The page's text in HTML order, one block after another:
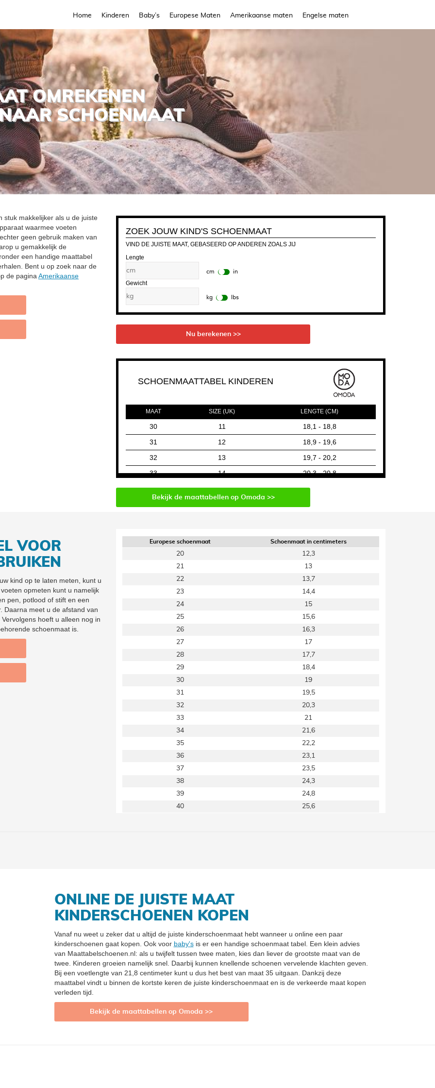
Home Kinderen Baby’s Europese Maten Amerikaanse maten Engelse maten
OMREKENEN
SCHOENMAAT
stuk makkelijker als u de juiste
waarmee voeten
geen gebruik maken van
u gemakkelijk de
een handige maattabel
Bent u op zoek naar de
de pagina Amerikaanse
ZOEK JOUW KIND'S SCHOENMAAT
VIND DE JUISTE MAAT, GEBASEERD OP ANDEREN ZOALS JIJ
Lengte
cm in
Gewicht
kg lbs
Nu berekenen >>
SCHOENMAATTABEL KINDEREN
MAAT SIZE (UK) LENGTE (CM)
30 11 18,1 - 18,8
31 12 18,9 - 19,6
32 13 19,7 - 20,2
33 14 20,3 - 20,8
34 1.5
Bekijk de maattabellen op Omoda >>
VOOR
kind op te laten meten, kunt u
opmeten kunt u namelijk
pen, potlood of stift en een
Daarna meet u de afstand van
hoeft u alleen nog in
schoenmaat is.
Europese schoenmaat Schoenmaat in centimeters
20
12,3
21
13
22
13,7
23
14,4
24
15
25
15,6
26
16,3
27
17
28
17,7
29
18,4
30
19
31
19,5
32
20,3
33
21
34
21,6
35
22,2
36
23,1
37
23,5
38
24,3
39
24,8
40
25,6
ONLINE DE JUISTE MAAT
KINDERSCHOENEN KOPEN
Vanaf nu weet u zeker dat u altijd de juiste kinderschoenmaat hebt wanneer u online een paar
kinderschoenen gaat kopen. Ook voor baby'sis er een handige schoenmaat tabel. Een klein advies
van Maattabelschoenen.nl: als u twijfelt tussen twee maten, kies dan liever de grootste maat van de
twee. Kinderen groeien namelijk snel. Daarbij kunnen knellende schoenen vervelende klachten geven.
Bij een voetlengte van 21,8 centimeter kunt u dus het best van maat 35 uitgaan. Dankzij deze
maattabel vindt u binnen de kortste keren de juiste kinderschoenmaat en is de verkeerde maat kopen
verleden tijd.
Bekijk de maattabellen op Omoda >>